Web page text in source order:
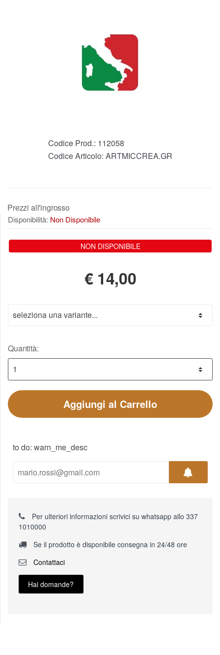
Codice Prod.: 112058
Codice Articolo: ARTMICCREA.GR
Prezzi all'ingrosso
Disponibilità: Non Disponibile
NON DISPONIBILE
€ 14,00
Quantità:
Aggiungi al Carrello
to do: warn_me_desc
Per ulteriori informazioni scrivici su whatsapp allo 337
1010000
Se il prodotto è disponibile consegna in 24/48 ore
Contattaci
Hai domande?